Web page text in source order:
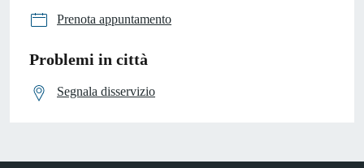
Prenota appuntamento
Problemi in città
Segnala disservizio